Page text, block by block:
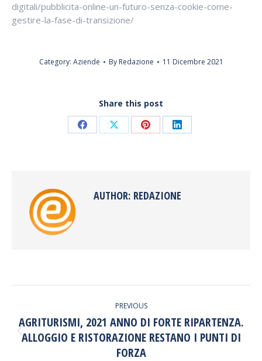
digitali/pubblicita-online-un-futuro-senza-cookie-come-
gestire-la-fase-di-transizione/
Category: Aziende By Redazione 11 Dicembre 2021
Share this post
Share Share Share Share
AUTHOR: REDAZIONE
NAVIGATION
PREVIOUS
Previous
post:
AGRITURISMI, 2021 ANNO DI FORTE RIPARTENZA.
ALLOGGIO E RISTORAZIONE RESTANO I PUNTI DI
FORZA